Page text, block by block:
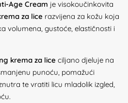
Age Cream je visokoučinkovita
za lice razvijena za kožu koja
volumena, gustoće, elastičnosti i
krema za lice ciljano djeluje na
punoću, pomažući
te vratiti licu mladolik izgled,